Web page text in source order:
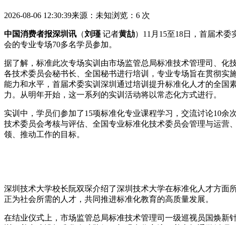
2026-08-06 12:30:39来源：未知浏览：6 次
中国消费者报深圳讯 （刘瑾 记者黄劼）11月15至18日，首届术
会的专业专场70多名学员参加。
据了解，标准此次专场实训由市场监管总局标准技术管理司、
各技术委员会秘书长、全国秘书进行培训，专业专场旨在贯彻
能力和水平，首届术委实训深圳 通过培训提升标准化人才的全国
力。从明年开始，这一系列的实训活动将以常态化方式进行。
实训中，学员们参加了15项标准化专业课程学习，交流讨论10
技术委员会考核与评估、全国专业标准化技术委员会管理与运
领、推动工作的目标。
深圳技术大学校长阮双琛介绍了深圳技术大学在标准化人才方
正为社会所需的人才，共同推进标准化教育的高质量发展。
在结业仪式上，市场监管总局标准技术管理司一级巡视员国焕